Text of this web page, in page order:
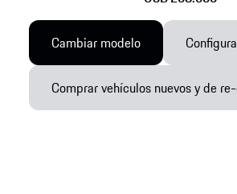
Cambiar modelo
Comprar vehículos nuevos y de